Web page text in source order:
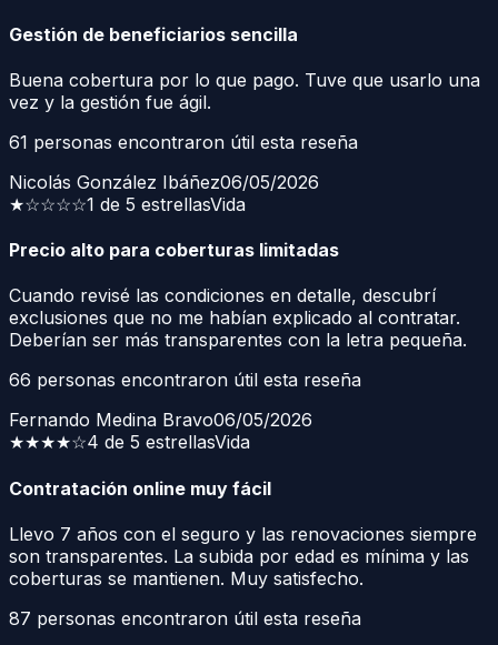
Gestión de beneficiarios sencilla
Buena cobertura por lo que pago. Tuve que usarlo una
vez y la gestión fue ágil.
61 personas encontraron útil esta reseña
Nicolás González Ibáñez06/05/2026
★☆☆☆☆1 de 5 estrellasVida
Precio alto para coberturas limitadas
Cuando revisé las condiciones en detalle, descubrí
exclusiones que no me habían explicado al contratar.
Deberían ser más transparentes con la letra pequeña.
66 personas encontraron útil esta reseña
Fernando Medina Bravo06/05/2026
★★★★☆4 de 5 estrellasVida
Contratación online muy fácil
Llevo 7 años con el seguro y las renovaciones siempre
son transparentes. La subida por edad es mínima y las
coberturas se mantienen. Muy satisfecho.
87 personas encontraron útil esta reseña